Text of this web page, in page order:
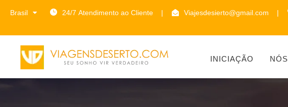
Brasil 24/7 Atendimento ao Cliente | Viajesdesierto@gmail.com |
INICIAÇÃO NÓS